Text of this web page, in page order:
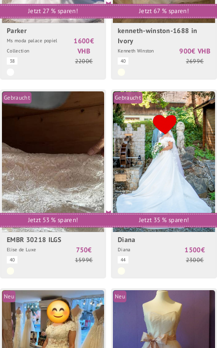
Jetzt 27 % sparen!
Parker
Ms moda palace popiel
Collection
38
1600€
VHB
2200€
Jetzt 67 % sparen!
kenneth-winston-1688 in
Ivory
Kenneth Winston
40
900€ VHB
2699€
Gebraucht
Jetzt 53 % sparen!
EMBR 30218 ILGS
Elise de Luxe
40
750€
1599€
Gebraucht
Jetzt 35 % sparen!
Diana
Diana
44
1500€
2300€
Neu Neu